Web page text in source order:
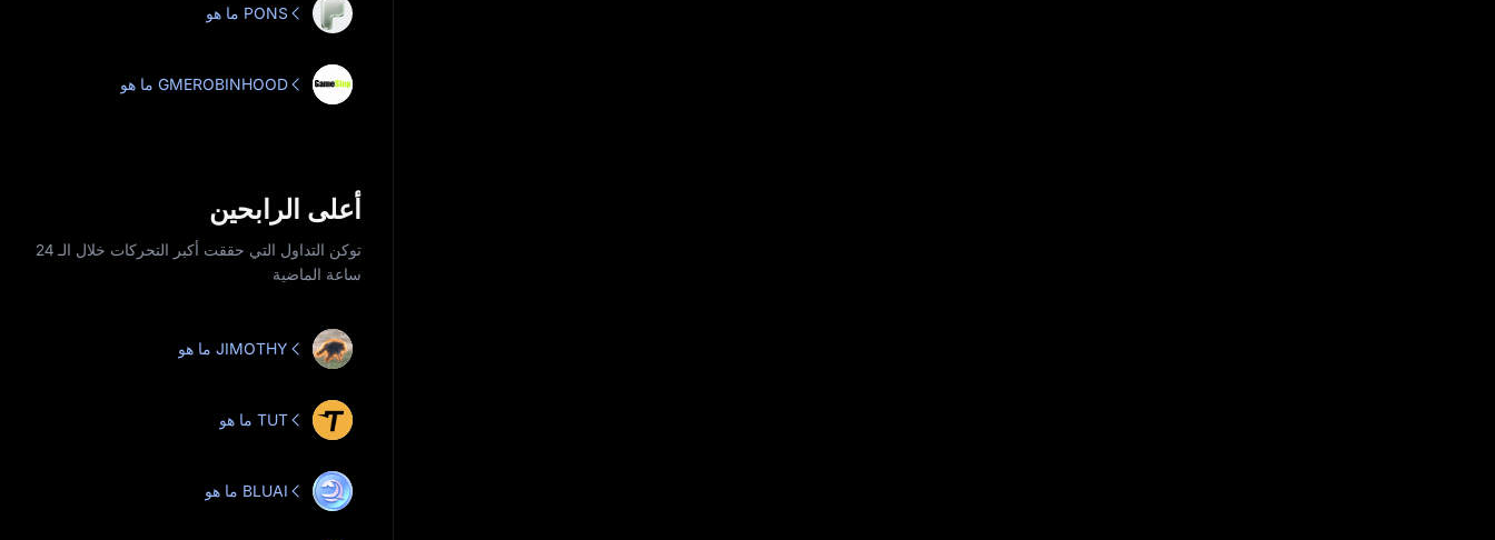
ما هو PONS
ما هو GMEROBINHOOD
أعلى الرابحين
توكن التداول التي حققت أكبر التحركات خلال الـ 24
ساعة الماضية
ما هو JIMOTHY
ما هو TUT
ما هو BLUAI